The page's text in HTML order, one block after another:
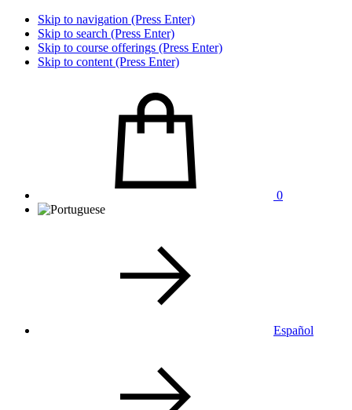
Skip to navigation (Press Enter)
Skip to search (Press Enter)
Skip to course offerings (Press Enter)
Skip to content (Press Enter)
0
Español